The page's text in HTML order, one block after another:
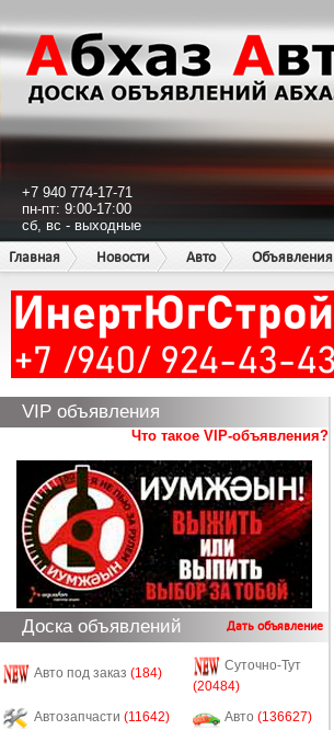
+7 940 774-17-71
пн-пт: 9:00-17:00
сб, вс - выходные
Главная
Новости Авто Объявления
VIP объявления
Что такое VIP-объявления?
Доска объявлений Дать объявление
Авто под заказ (184)
Суточно-Тут
(20484)
Автозапчасти (11642) Авто (136627)